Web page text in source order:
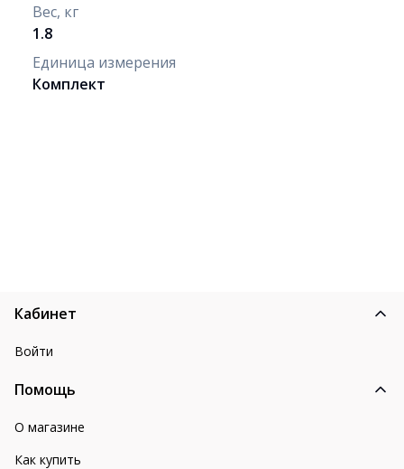
Вес, кг
1.8
Единица измерения
Комплект
Кабинет
Войти
Помощь
О магазине
Как купить